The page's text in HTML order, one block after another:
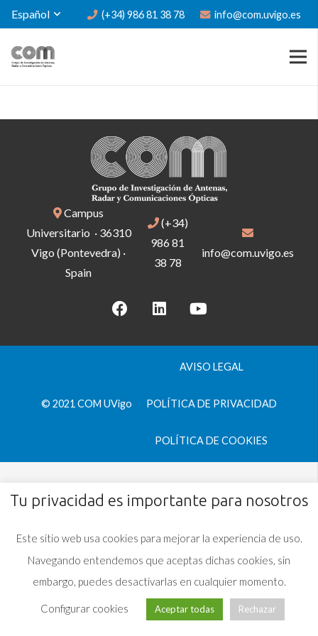
Español (+34) 986 81 38 78 info@com.uvigo.es
Campus
Universitario · 36310
Vigo (Pontevedra) ·
Spain
(+34)
986 81
38 78
info@com.uvigo.es
© 2021 COM UVigo
AVISO LEGAL
POLÍTICA DE PRIVACIDAD
POLÍTICA DE COOKIES
Tu privacidad es importante para nosotros
Este sitio web usa cookies para mejorar la experiencia de uso.
Navegando entendemos que aceptas dichas cookies, sin
embargo, puedes desactivarlas en cualquier momento.
Configurar cookies Aceptar todas Rechazar